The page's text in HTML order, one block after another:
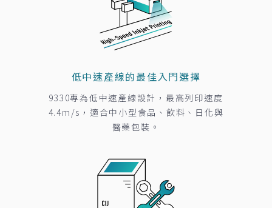
低中速產線的最佳入門選擇
9330專為低中速產線設計，最高列印速度
4.4m/s，適合中小型食品、飲料、日化與
醫藥包裝。